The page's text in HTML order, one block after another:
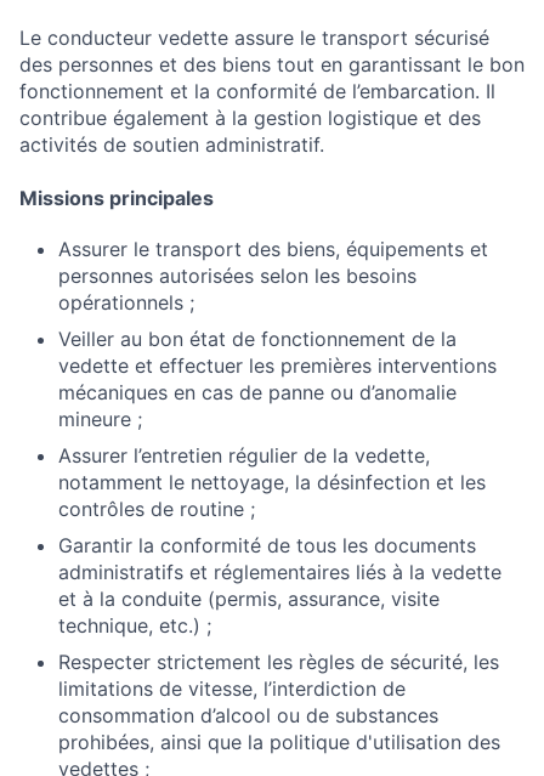
Le conducteur vedette assure le transport sécurisé
des personnes et des biens tout en garantissant le bon
fonctionnement et la conformité de l’embarcation. Il
contribue également à la gestion logistique et des
activités de soutien administratif.
Missions principales
Assurer le transport des biens, équipements et
personnes autorisées selon les besoins
opérationnels ;
Veiller au bon état de fonctionnement de la
vedette et effectuer les premières interventions
mécaniques en cas de panne ou d’anomalie
mineure ;
Assurer l’entretien régulier de la vedette,
notamment le nettoyage, la désinfection et les
contrôles de routine ;
Garantir la conformité de tous les documents
administratifs et réglementaires liés à la vedette
et à la conduite (permis, assurance, visite
technique, etc.) ;
Respecter strictement les règles de sécurité, les
limitations de vitesse, l’interdiction de
consommation d’alcool ou de substances
prohibées, ainsi que la politique d'utilisation des
vedettes ;